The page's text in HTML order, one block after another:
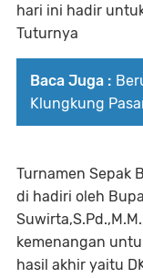
hari ini hadir
Tuturnya
Baca Juga :
Klungkung
Turnamen Sepak
di hadiri oleh
kemenangan
hasil akhir yaitu